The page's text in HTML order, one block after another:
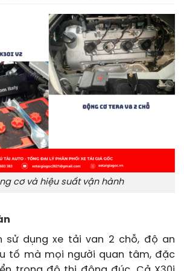
cơ và hiệu suất vận hành
sử dụng xe tải van 2 chỗ, độ an
tố mà mọi người quan tâm, đặc